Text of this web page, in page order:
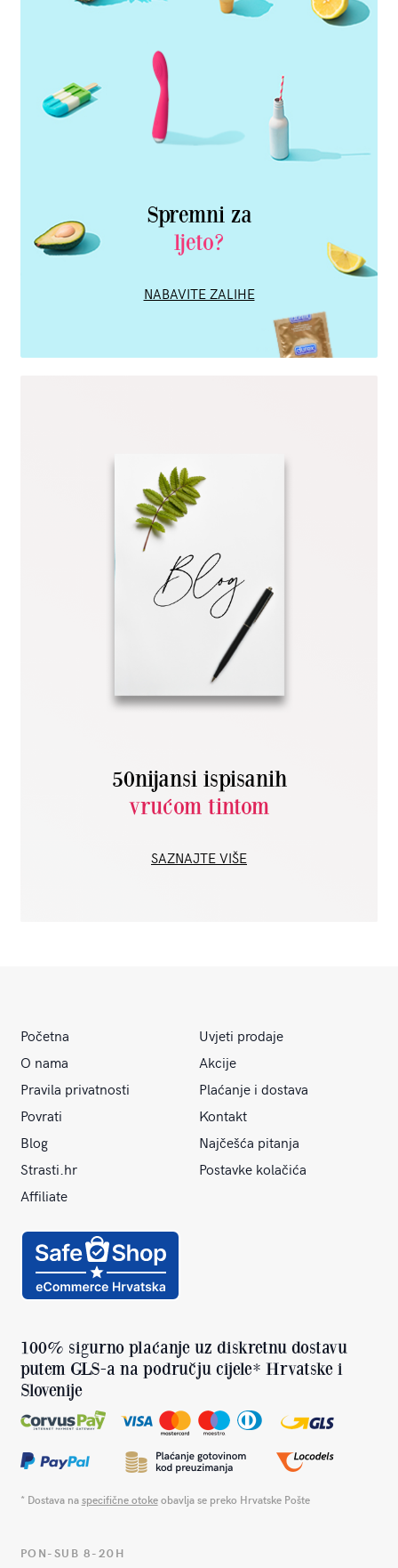
Spremni za
ljeto?
NABAVITE ZALIHE
50nijansi ispisanih
vrućom tintom
SAZNAJTE VIŠE
Početna
Uvjeti prodaje
O nama
Akcije
Pravila privatnosti
Plaćanje i dostava
Povrati
Kontakt
Blog
Najčešća pitanja
Strasti.hr
Postavke kolačića
Affiliate
100% sigurno plaćanje uz diskretnu dostavu
putem GLS-a na području cijele* Hrvatske i
Slovenije
* Dostava naspecifične otokeobavlja se preko Hrvatske Pošte
PON-SUB 8-20H